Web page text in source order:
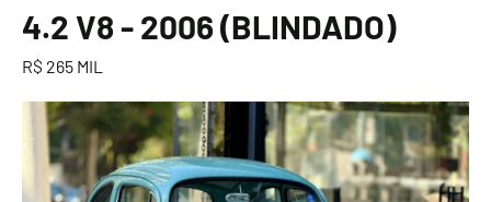
4.2 V8 - 2006 (BLINDADO)
R$ 265 MIL